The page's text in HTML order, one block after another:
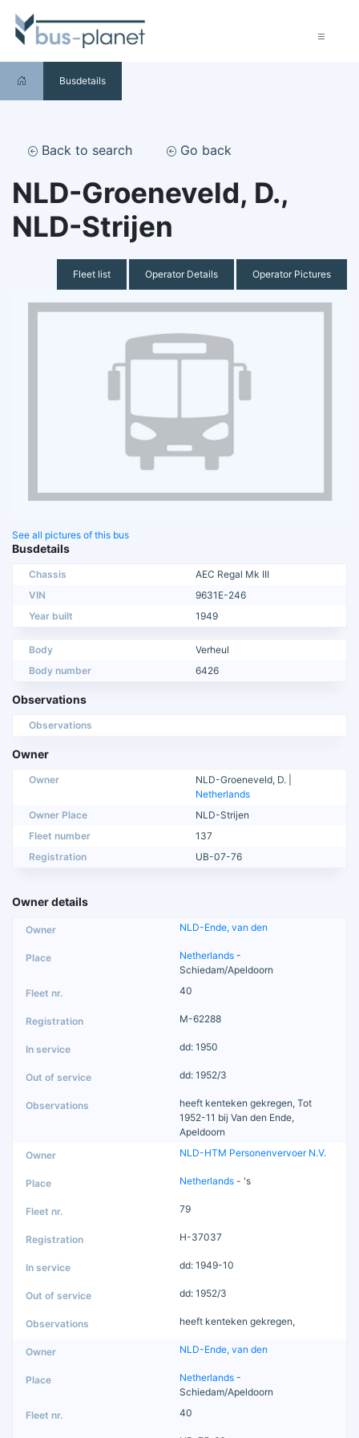
Busdetails
Back to search Go back
NLD-Groeneveld, D.,
NLD-Strijen
Fleet list Operator Details Operator Pictures
See all pictures of this bus
Busdetails
Chassis
AEC Regal Mk III
VIN
9631E-246
Year built
1949
Body
Verheul
Body number
6426
Observations
Observations
Owner
Owner
NLD-Groeneveld, D. |
Netherlands
Owner Place
NLD-Strijen
Fleet number
137
Registration
UB-07-76
Owner details
NLD-Ende, van den
Netherlands -
Schiedam/Apeldoorn
40
M-62288
dd: 1950
dd: 1952/3
heeft kenteken gekregen, Tot
1952-11 bij Van den Ende,
Apeldoorn
NLD-HTM Personenvervoer N.V.
Netherlands - 's
79
H-37037
dd: 1949-10
dd: 1952/3
heeft kenteken gekregen,
NLD-Ende, van den
Netherlands -
Schiedam/Apeldoorn
40